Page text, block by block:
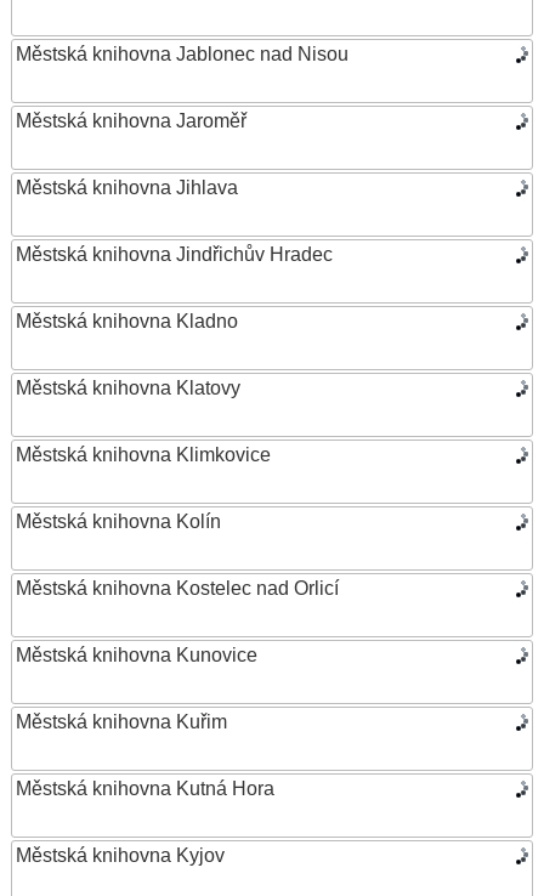
Městská knihovna Jablonec nad Nisou
Městská knihovna Jaroměř
Městská knihovna Jihlava
Městská knihovna Jindřichův Hradec
Městská knihovna Kladno
Městská knihovna Klatovy
Městská knihovna Klimkovice
Městská knihovna Kolín
Městská knihovna Kostelec nad Orlicí
Městská knihovna Kunovice
Městská knihovna Kuřim
Městská knihovna Kutná Hora
Městská knihovna Kyjov